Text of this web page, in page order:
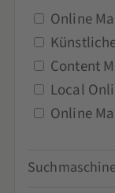
Online
Content
Local
Online